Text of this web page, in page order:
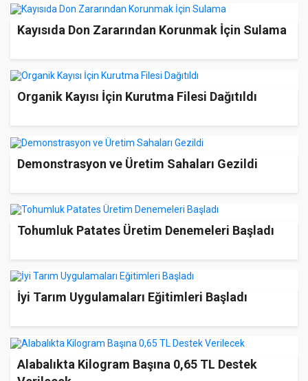
Kayısıda Don Zararından Korunmak İçin Sulama
Organik Kayısı İçin Kurutma Filesi Dağıtıldı
Demonstrasyon ve Üretim Sahaları Gezildi
Tohumluk Patates Üretim Denemeleri Başladı
İyi Tarım Uygulamaları Eğitimleri Başladı
Alabalıkta Kilogram Başına 0,65 TL Destek